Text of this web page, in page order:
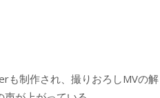
も制作され、撮りおろしMVの解